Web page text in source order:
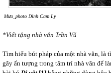
Mưa_photo Dinh Cam Ly
*Viết tặng nhà văn Trần Vũ
Tìm hiểu bút pháp của một nhà văn, là
gây ấn tượng trong tâm trí nhà văn để